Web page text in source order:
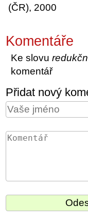
(ČR), 2000
Komentáře
Ke slovu
komentář
Přidat nový